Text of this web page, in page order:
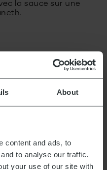
About
content and ads, to
to analyse our traffic.
your use of our site with
la sauce sur une
constante,
sont